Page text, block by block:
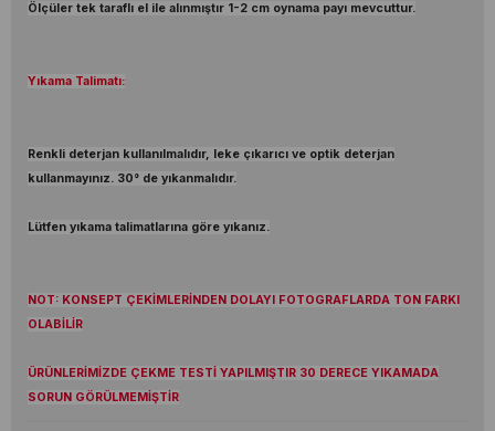
Ölçüler tek taraflı el ile alınmıştır 1-2 cm oynama payı mevcuttur.
Yıkama Talimatı:
Renkli deterjan kullanılmalıdır, leke çıkarıcı ve optik deterjan
kullanmayınız. 30° de yıkanmalıdır.
Lütfen yıkama talimatlarına göre yıkanız.
NOT: KONSEPT ÇEKİMLERİNDEN DOLAYI FOTOGRAFLARDA TON FARKI
OLABİLİR
ÜRÜNLERİMİZDE ÇEKME TESTİ YAPILMIŞTIR 30 DERECE YIKAMADA
SORUN GÖRÜLMEMİŞTİR